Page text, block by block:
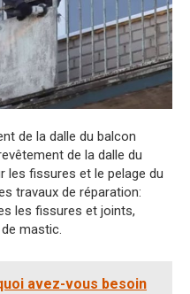
de la dalle du balcon
de la dalle du
les fissures et le pelage du
travaux de réparation:
les fissures et joints,
mastic.
avez-vous besoin